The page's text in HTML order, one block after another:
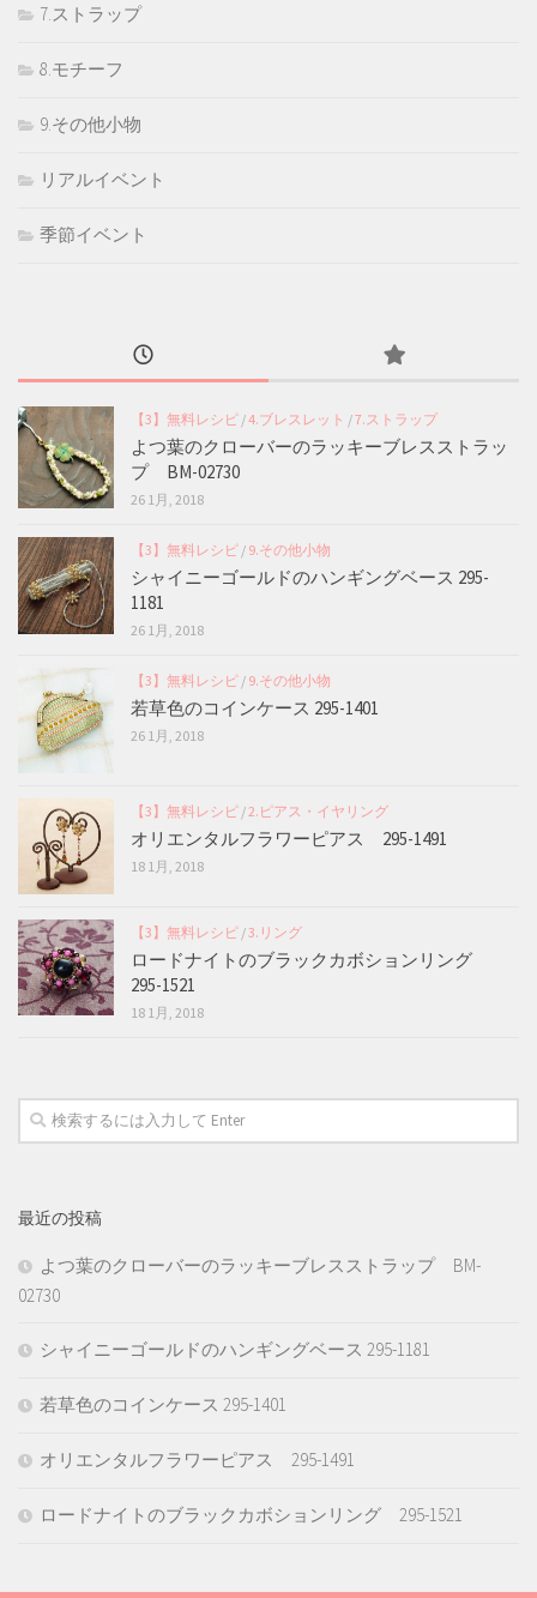
7.ストラップ
8.モチーフ
9.その他小物
リアルイベント
季節イベント
【3】無料レシピ /4.ブレスレット /7.ストラップ
よつ葉のクローバーのラッキーブレスストラッ
プ BM-02730
26 1月, 2018
【3】無料レシピ / 9.その他小物
シャイニーゴールドのハンギングベース 295-
1181
26 1月, 2018
【3】無料レシピ / 9.その他小物
若草色のコインケース 295-1401
26 1月, 2018
【3】無料レシピ /2.ピアス・イヤリング
オリエンタルフラワーピアス 295-1491
18 1月, 2018
【3】無料レシピ /3.リング
ロードナイトのブラックカボションリング
295-1521
18 1月, 2018
最近の投稿
よつ葉のクローバーのラッキーブレスストラップ BM-
02730
シャイニーゴールドのハンギングベース 295-1181
若草色のコインケース 295-1401
オリエンタルフラワーピアス 295-1491
ロードナイトのブラックカボションリング 295-1521